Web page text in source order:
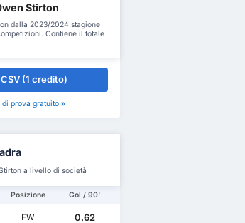
Stirton
dalla 2023/2024 stagione
Contiene il totale
(1 credito)
prova gratuito »
a livello di società
Posizione Gol / 90'
FW
0.62